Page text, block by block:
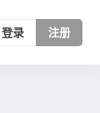
登录 注册